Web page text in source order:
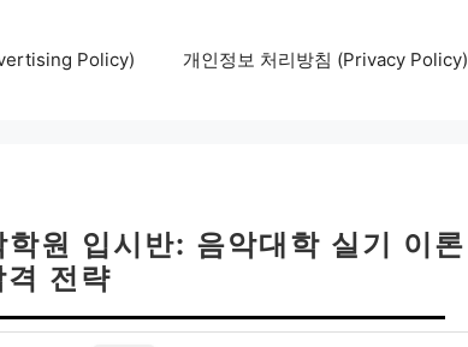
Policy) 개인정보 처리방침 (Privacy Policy)
원 입시반: 음악대학 실기 이론
격 전략